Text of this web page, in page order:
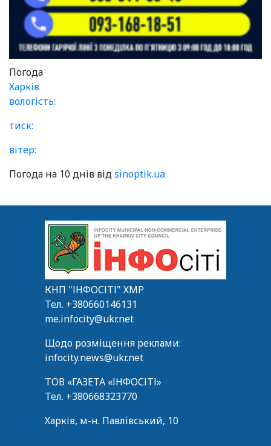
Погода
Харків
вологість:
тиск:
вітер:
Погода на 10 днів відsinoptik.ua
КНП "ІНФОСІТІ" ХМР
Тел. +380660146131
me.infocity@ukr.net
Щодо розміщення реклами:
infocity.news@ukr.net
ТОВ «ГАЗЕТА «ІНФОСІТІ»
Тел. +380668323770
Харків, м-н. Павлівський, 10